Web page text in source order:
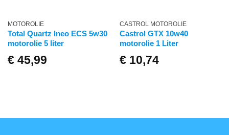
MOTOROLIE
Total Quartz Ineo ECS 5w30
motorolie 5 liter
€45,99
CASTROL MOTOROLIE
Castrol GTX 10w40
motorolie 1 Liter
€10,74